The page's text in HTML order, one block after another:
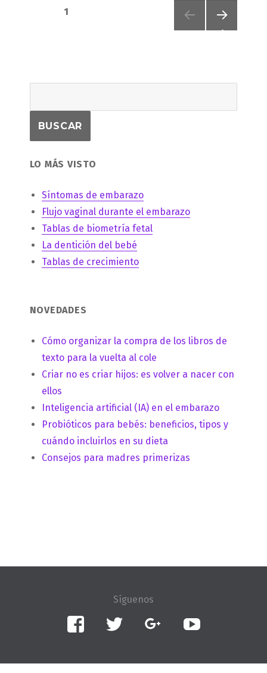
Paginación
PÁGINA1
LO MÁS VISTO
Síntomas de embarazo
Flujo vaginal durante el embarazo
Tablas de biometría fetal
La dentición del bebé
Tablas de crecimiento
NOVEDADES
Cómo organizar la compra de los libros de
texto para la vuelta al cole
Criar no es criar hijos: es volver a nacer con
ellos
Inteligencia artificial (IA) en el embarazo
Probióticos para bebés: beneficios, tipos y
cuándo incluirlos en su dieta
Consejos para madres primerizas
Facebook Twitter Google+